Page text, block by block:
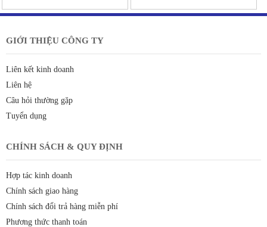
GIỚI THIỆU CÔNG TY
Liên kết kinh doanh
Liên hệ
Câu hỏi thường gặp
Tuyển dụng
CHÍNH SÁCH & QUY ĐỊNH
Hợp tác kinh doanh
Chính sách giao hàng
Chính sách đổi trả hàng miễn phí
Phương thức thanh toán